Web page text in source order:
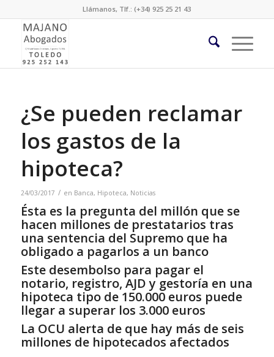
Llámanos, Tlf.: (+34) 925 25 21 43
¿Se pueden reclamar
los gastos de la
hipoteca?
24/03/2017 / en Banca, Hipoteca, Noticias
Ésta es la pregunta del millón que se
hacen millones de prestatarios tras
una sentencia del Supremo que ha
obligado a pagarlos a un banco
Este desembolso para pagar el
notario, registro, AJD y gestoría en una
hipoteca tipo de 150.000 euros puede
llegar a superar los 3.000 euros
La OCU alerta de que hay más de seis
millones de hipotecados afectados